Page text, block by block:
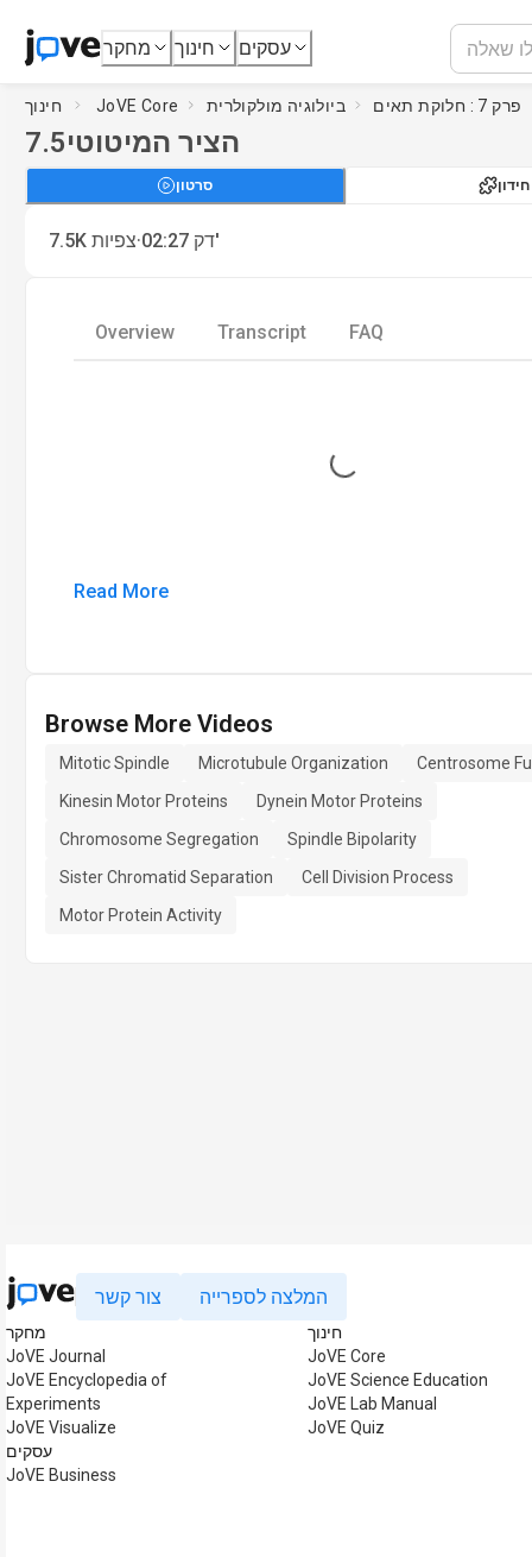
מחקר חינוך עסקים
חינוך JoVE Core ביולוגיה מולקולרית פרק 7 : חלוקת תאים
7.5הציר המיטוטי
סרטון חידון
7.5K צפיות·02:27 דק'
Overview Transcript FAQ
Loading...
Read More
Browse More Videos
Mitotic Spindle Microtubule Organization
Centrosome
Kinesin Motor Proteins
Dynein Motor Proteins
Chromosome Segregation
Spindle Bipolarity
Sister Chromatid Separation
Cell Division Process
Motor Protein Activity
צור קשר המלצה לספרייה
מחקר
JoVE Journal
JoVE Encyclopedia of
Experiments
JoVE Visualize
עסקים
JoVE Business
חינוך
JoVE Core
JoVE Science Education
JoVE Lab Manual
JoVE Quiz